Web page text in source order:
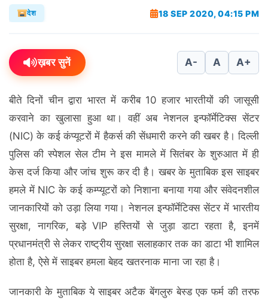
देश 18 SEP 2020, 04:15 PM
ख़बर सुनें A- A A+
बीते दिनों चीन द्वारा भारत में करीब 10 हजार भारतीयों की जासूसी
करवाने का खुलासा हुआ था। वहीं अब नेशनल इन्फॉर्मेटिक्स सेंटर
(NIC) के कई कंप्यूटरों में हैकर्स की सेंधमारी करने की खबर है। दिल्ली
पुलिस की स्पेशल सेल टीम ने इस मामले में सितंबर के शुरुआत में ही
केस दर्ज किया और जांच शुरू कर दी है। खबर के मुताबिक इस साइबर
हमले में NIC के कई कम्प्यूटरों को निशाना बनाया गया और संवेदनशील
जानकारियों को उड़ा लिया गया। नेशनल इन्फॉर्मेटिक्स सेंटर में भारतीय
सुरक्षा, नागरिक, बड़े VIP हस्तियों से जुड़ा डाटा रहता है, इनमें
प्रधानमंत्री से लेकर राष्ट्रीय सुरक्षा सलाहकार तक का डाटा भी शामिल
होता है, ऐसे में साइबर हमला बेहद खतरनाक माना जा रहा है।
जानकारी के मुताबिक ये साइबर अटैक बेंगलुरु बेस्ड एक फर्म की तरफ